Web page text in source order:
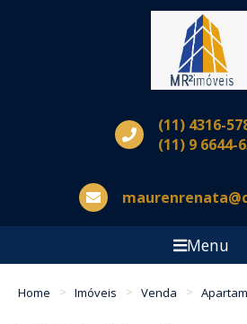
(11) 4316-
(11) 9 6644-
Menu
Home Imóveis Venda